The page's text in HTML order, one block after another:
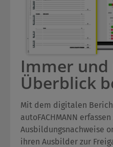
Immer
Überblick
Mit dem digitalen
autoFACHMANN
Ausbildungsnachweise
ihren Ausbilder zur